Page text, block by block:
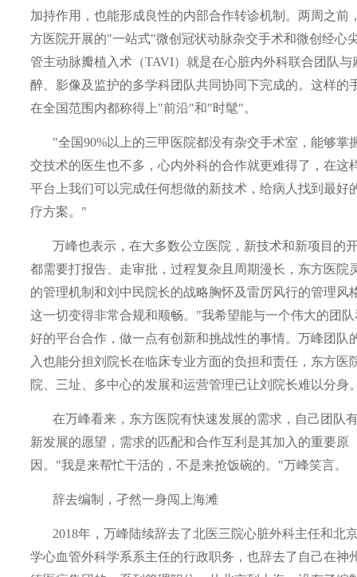
加持作用，也能形成良性的内部合作转诊机制。两周之前
方医院开展的"一站式"微创冠状动脉杂交手术和微创经心
管主动脉瓣植入术（TAVI）就是在心脏内外科联合团队与
醉、影像及监护的多学科团队共同协同下完成的。这样的
在全国范围内都称得上"前沿"和"时髦"。
"全国90%以上的三甲医院都没有杂交手术室，能够掌
交技术的医生也不多，心内外科的合作就更难得了，在这
平台上我们可以完成任何想做的新技术，给病人找到最好
疗方案。"
万峰也表示，在大多数公立医院，新技术和新项目的
都需要打报告、走审批，过程复杂且周期漫长，东方医院
的管理机制和刘中民院长的战略胸怀及雷厉风行的管理风
这一切变得非常合规和顺畅。"我希望能与一个伟大的团队
好的平台合作，做一点有创新和挑战性的事情。万峰团队
入也能分担刘院长在临床专业方面的负担和责任，东方医
院、三址、多中心的发展和运营管理已让刘院长难以分身
在万峰看来，东方医院有快速发展的需求，自己团队
新发展的愿望，需求的匹配和合作互利是其加入的重要原
因。"我是来帮忙干活的，不是来抢饭碗的。"万峰笑言。
辞去编制，孑然一身闯上海滩
2018年，万峰陆续辞去了北医三院心脏外科主任和北
学心血管外科学系系主任的行政职务，也辞去了自己在神